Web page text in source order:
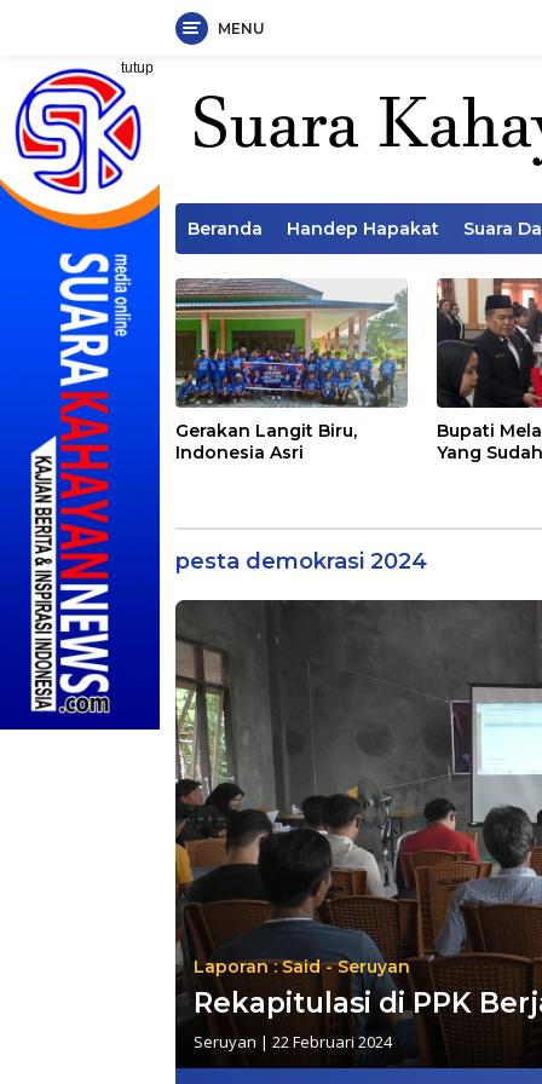
Langsung
konten
MENU
tutup
Beranda Handep Hapakat Suara
Gerakan Langit Biru,
Indonesia Asri
Bupati
Yang
pesta demokrasi 2024
Laporan : Said - Seruyan
Rekapitulasi di PPK
Seruyan | 22 Februari 2024